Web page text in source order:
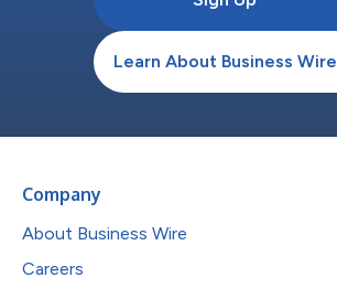
Learn About Business Wire
Company
About Business Wire
Careers